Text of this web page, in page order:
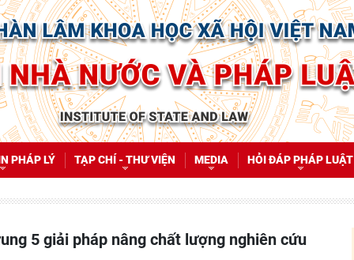
PHÁP LÝ TẠP CHÍ - THƯ VIỆN MEDIA HỎI ĐÁP PHÁP LUẬT
5 giải pháp nâng chất lượng nghiên cứu